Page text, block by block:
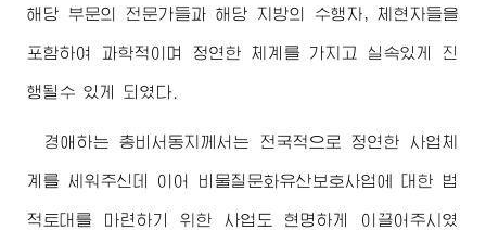
해당 부문의 전문가들과 해당 지방의 수행자, 체현자들을
포함하여 과학적이며 정연한 체계를 가지고 실속있게 진
행될수 있게 되였다.
경애하는 총비서동지께서는 전국적으로 정연한 사업체
계를 세워주신데 이어 비물질문화유산보호사업에 대한 법
적토대를 마련하기 위한 사업도 현명하게 이끌어주시였